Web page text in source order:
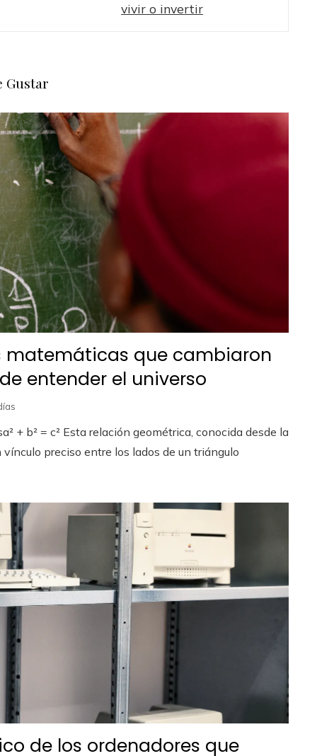
vivir o invertir
Gustar
matemáticas que cambiaron
entender el universo
+ b² = c² Esta relación geométrica, conocida desde la
preciso entre los lados de un triángulo
de los ordenadores que